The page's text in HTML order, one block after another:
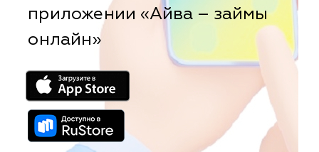
приложении «Айва – займы
онлайн»